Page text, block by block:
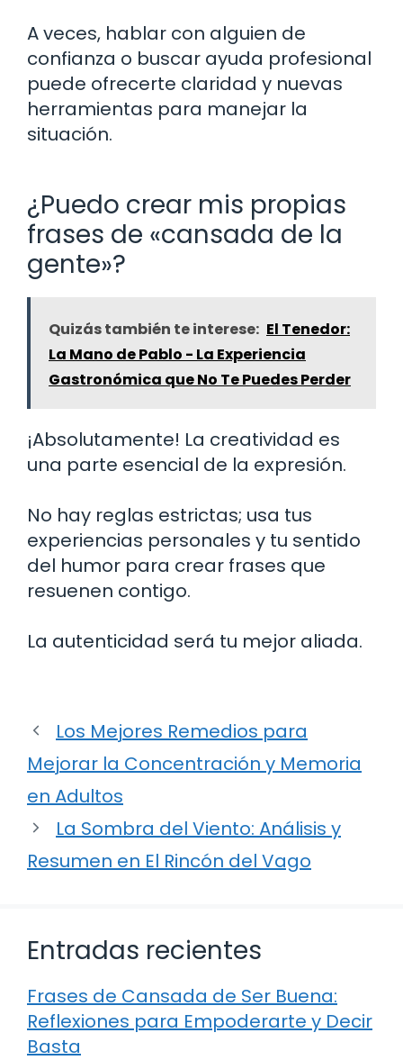
A veces, hablar con alguien de
confianza o buscar ayuda profesional
puede ofrecerte claridad y nuevas
herramientas para manejar la
situación.
¿Puedo crear mis propias
frases de «cansada de la
gente»?
Quizás también te interese: El Tenedor:
La Mano de Pablo - La Experiencia
Gastronómica que No Te Puedes Perder
¡Absolutamente! La creatividad es
una parte esencial de la expresión.
No hay reglas estrictas; usa tus
experiencias personales y tu sentido
del humor para crear frases que
resuenen contigo.
La autenticidad será tu mejor aliada.
Los Mejores Remedios para
Mejorar la Concentración y Memoria
en Adultos
La Sombra del Viento: Análisis y
Resumen en El Rincón del Vago
Entradas recientes
Frases de Cansada de Ser Buena:
Reflexiones para Empoderarte y Decir
Basta